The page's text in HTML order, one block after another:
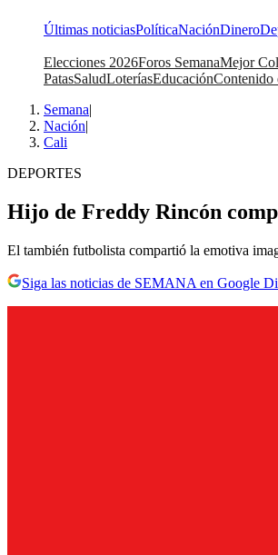
Últimas noticiasPolíticaNaciónDinero
Elecciones 2026Foros SemanaMejor
PatasSaludLoteríasEducaciónContenido
Semana|
Nación|
Cali
DEPORTES
Hijo de Freddy Rincón
El también futbolista compartió la emotiva
Siga las noticias de SEMANA en Google